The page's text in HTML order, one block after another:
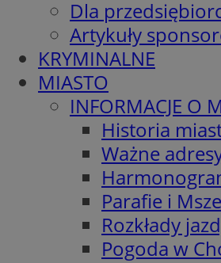
Dla
Artykuły
KRYMINALNE
MIASTO
INFORMACJE O
Historia
Ważne
Parafie i
Rozkłady
Pogoda w